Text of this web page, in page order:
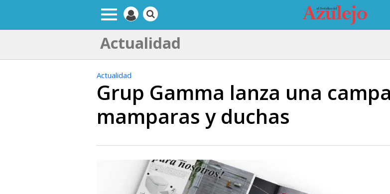
Actualidad
Actualidad
Grup Gamma lanza una
mamparas y duchas